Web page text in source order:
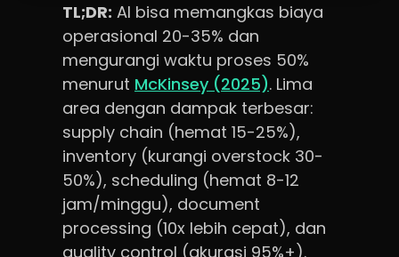
TL;DR: AI bisa memangkas biaya
operasional 20-35% dan
mengurangi waktu proses 50%
menurut McKinsey (2025). Lima
area dengan dampak terbesar:
supply chain (hemat 15-25%),
inventory (kurangi overstock 30-
50%), scheduling (hemat 8-12
jam/minggu), document
processing (10x lebih cepat), dan
quality control (akurasi 95%+).